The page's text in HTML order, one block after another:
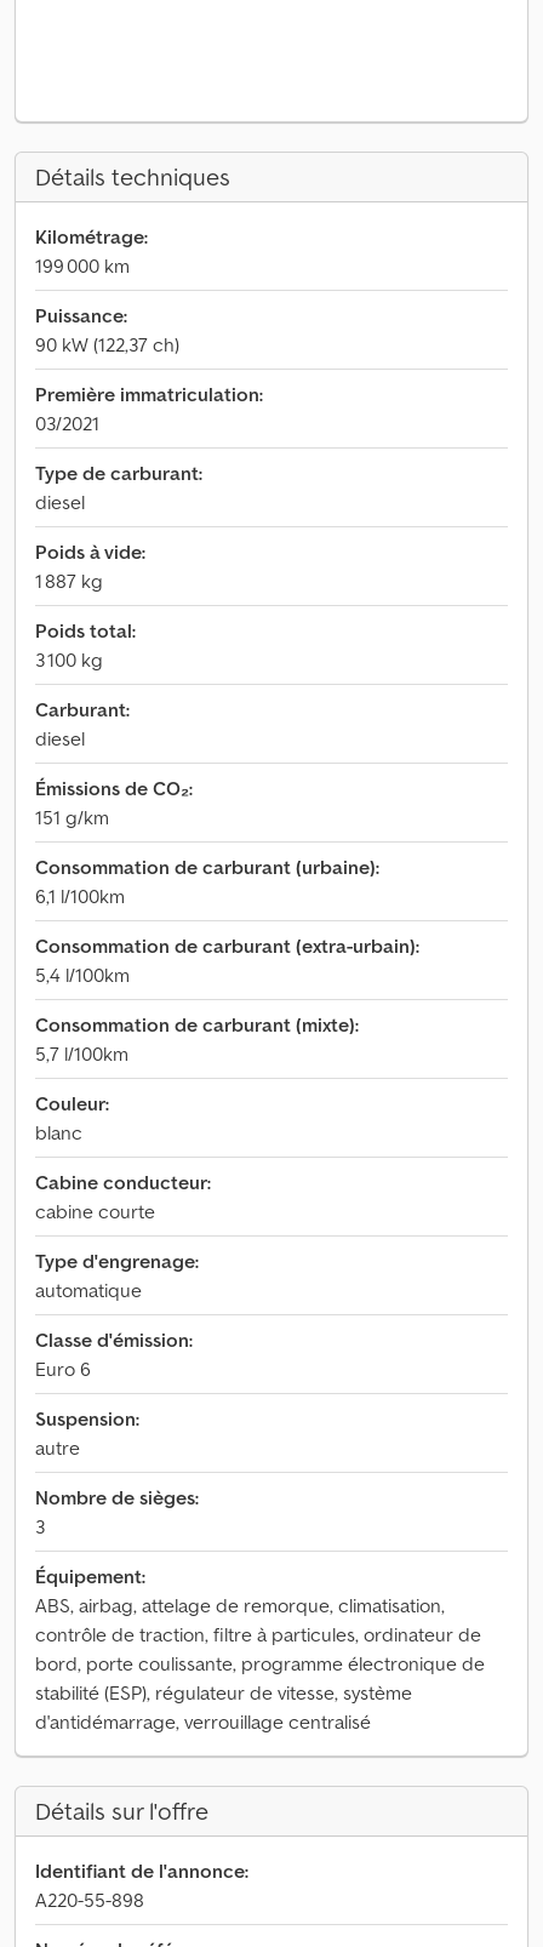
Détails techniques
Kilométrage:
199 000 km
Puissance:
90 kW (122,37 ch)
Première immatriculation:
03/2021
Type de carburant:
diesel
Poids à vide:
1 887 kg
Poids total:
3 100 kg
Carburant:
diesel
Émissions de CO₂:
151 g/km
Consommation de carburant (urbaine):
6,1 l/100km
Consommation de carburant (extra-urbain):
5,4 l/100km
Consommation de carburant (mixte):
5,7 l/100km
Couleur:
blanc
Cabine conducteur:
cabine courte
Type d'engrenage:
automatique
Classe d'émission:
Euro 6
Suspension:
autre
Nombre de sièges:
3
Équipement:
ABS, airbag, attelage de remorque, climatisation,
contrôle de traction, filtre à particules, ordinateur de
bord, porte coulissante, programme électronique de
stabilité (ESP), régulateur de vitesse, système
d'antidémarrage, verrouillage centralisé
Détails sur l'offre
Identifiant de l'annonce:
A220-55-898